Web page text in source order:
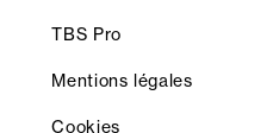
TBS Pro
Mentions légales
Cookies